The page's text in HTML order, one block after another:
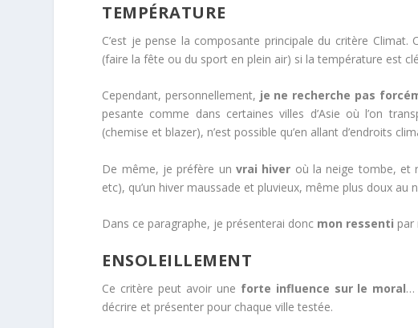
TEMPÉRATURE
C’est je pense la composante principale du critère
(faire la fête ou du sport en plein air) si la température est
Cependant, personnellement, je ne recherche pas
pesante comme dans certaines villes d’Asie où l’on
(chemise et blazer), n’est possible qu’en allant d’endroits
De même, je préfère un vrai hiver où la neige tombe, et
etc), qu’un hiver maussade et pluvieux, même plus doux au
Dans ce paragraphe, je présenterai donc mon ressenti par
ENSOLEILLEMENT
Ce critère peut avoir une forte influence sur le moral…
décrire et présenter pour chaque ville testée.